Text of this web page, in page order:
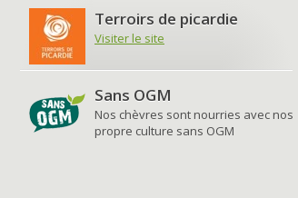
Terroirs de picardie
Visiter le site
Sans OGM
Nos chèvres sont nourries avec nos
propre culture sans OGM